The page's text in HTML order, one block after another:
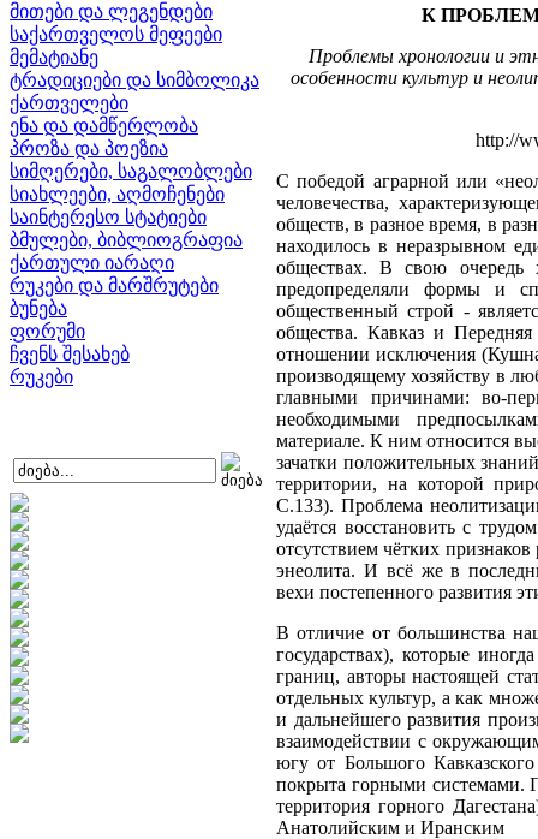
მითები და ლეგენდები
საქართველოს მეფეები
მემატიანე
ტრადიციები და სიმბოლიკა
ქართველები
ენა და დამწერლობა
პროზა და პოეზია
სიმღერები, საგალობლები
სიახლეები, აღმოჩენები
საინტერესო სტატიები
ბმულები, ბიბლიოგრაფია
ქართული იარაღი
რუკები და მარშრუტები
ბუნება
ფორუმი
ჩვენს შესახებ
რუკები
К
Проблемы хронологии и
особенности культур и
http://
С победой аграрной или
человечества,
обществ, в разное время, в
находилось в неразрывном
обществах. В свою очередь
предопределяли формы и
общественный строй -
общества. Кавказ и
отношении исключения
производящему хозяйству в
главными причинами: во-
необходимыми
материале. К ним относится
зачатки положительных
территории, на которой
С.133). Проблема
удаётся восстановить с
отсутствием чётких
энеолита. И всё же в
вехи постепенного развития
В отличие от большинства
государствах), которые
границ, авторы настоящей
отдельных культур, а как
и дальнейшего развития
взаимодействии с
югу от Большого
покрыта горными системами.
территория горного
Анатолийским и Иранским